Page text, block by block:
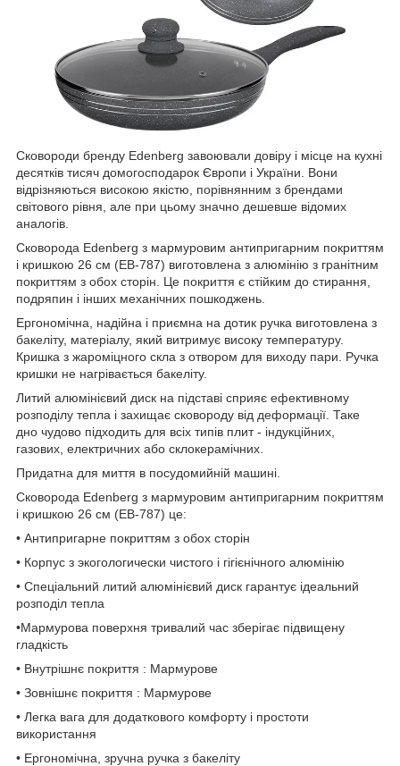
Сковороди бренду Edenberg завоювали довіру і місце на кухні
десятків тисяч домогосподарок Європи і України. Вони
відрізняються високою якістю, порівнянним з брендами
світового рівня, але при цьому значно дешевше відомих
аналогів.
Сковорода Edenberg з мармуровим антипригарним покриттям
і кришкою 26 см (EB-787) виготовлена з алюмінію з гранітним
покриттям з обох сторін. Це покриття є стійким до стирання,
подряпин і інших механічних пошкоджень.
Ергономічна, надійна і приємна на дотик ручка виготовлена з
бакеліту, матеріалу, який витримує високу температуру.
Кришка з жароміцного скла з отвором для виходу пари. Ручка
кришки не нагрівається бакеліту.
Литий алюмінієвий диск на підставі сприяє ефективному
розподілу тепла і захищає сковороду від деформації. Таке
дно чудово підходить для всіх типів плит - індукційних,
газових, електричних або склокерамічних.
Придатна для миття в посудомийній машині.
Сковорода Edenberg з мармуровим антипригарним покриттям
і кришкою 26 см (EB-787) це:
• Антипригарне покриттям з обох сторін
• Корпус з экогологически чистого і гігієнічного алюмінію
• Спеціальний литий алюмінієвий диск гарантує ідеальний
розподіл тепла
•Мармурова поверхня тривалий час зберігає підвищену
гладкість
• Внутрішнє покриття : Мармурове
• Зовнішнє покриття : Мармурове
• Легка вага для додаткового комфорту і простоти
використання
• Ергономічна, зручна ручка з бакеліту